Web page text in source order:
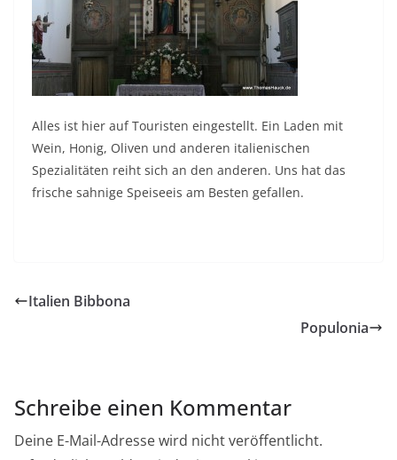
Alles ist hier auf Touristen eingestellt. Ein Laden mit
Wein, Honig, Oliven und anderen italienischen
Spezialitäten reiht sich an den anderen. Uns hat das
frische sahnige Speiseeis am Besten gefallen.
Italien Bibbona
Populonia
Schreibe einen Kommentar
Deine E-Mail-Adresse wird nicht veröffentlicht.